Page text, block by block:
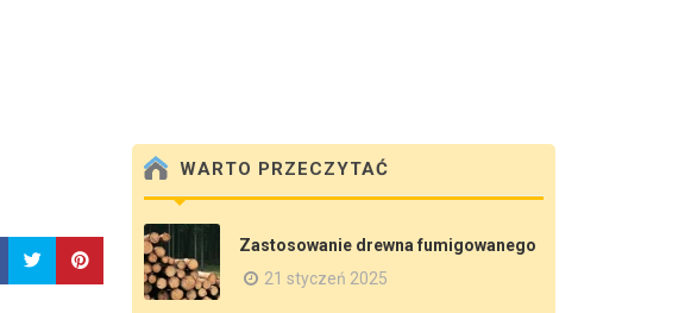
WARTO PRZECZYTAĆ
Zastosowanie drewna fumigowanego
21 styczeń 2025